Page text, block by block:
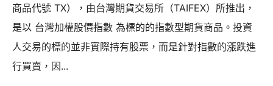
商品代號 TX），由台灣期貨交易所（TAIFEX）所推出，
是以 台灣加權股價指數 為標的的指數型期貨商品。投資
人交易的標的並非實際持有股票，而是針對指數的漲跌進
行買賣，因...